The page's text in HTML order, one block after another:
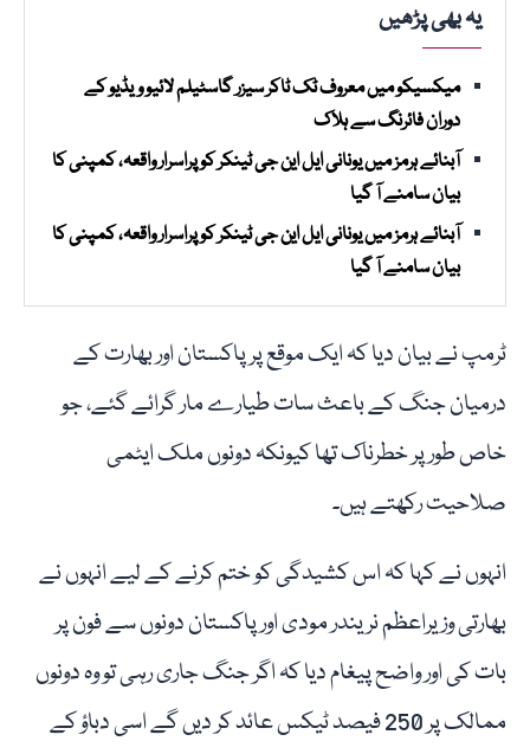
یہ بھی پڑھیں
میکسیکو میں معروف ٹک ٹاکر سیزر گاسٹیلم لائیو ویڈیو کے
دوران فائرنگ سے ہلاک
آبنائے ہرمز میں یونانی ایل این جی ٹینکر کو پراسرار واقعہ، کمپنی کا
بیان سامنے آ گیا
آبنائے ہرمز میں یونانی ایل این جی ٹینکر کو پراسرار واقعہ، کمپنی کا
بیان سامنے آ گیا
ٹرمپ نے بیان دیا کہ ایک موقع پر پاکستان اور بھارت کے
درمیان جنگ کے باعث سات طیارے مار گرائے گئے، جو
خاص طور پر خطرناک تھا کیونکہ دونوں ملک ایٹمی
صلاحیت رکھتے ہیں۔
انہوں نے کہا کہ اس کشیدگی کو ختم کرنے کے لیے انہوں نے
بھارتی وزیراعظم نریندر مودی اور پاکستان دونوں سے فون پر
بات کی اور واضح پیغام دیا کہ اگر جنگ جاری رہی تو وہ دونوں
ممالک پر 250 فیصد ٹیکس عائد کر دیں گے اسی دباؤ کے